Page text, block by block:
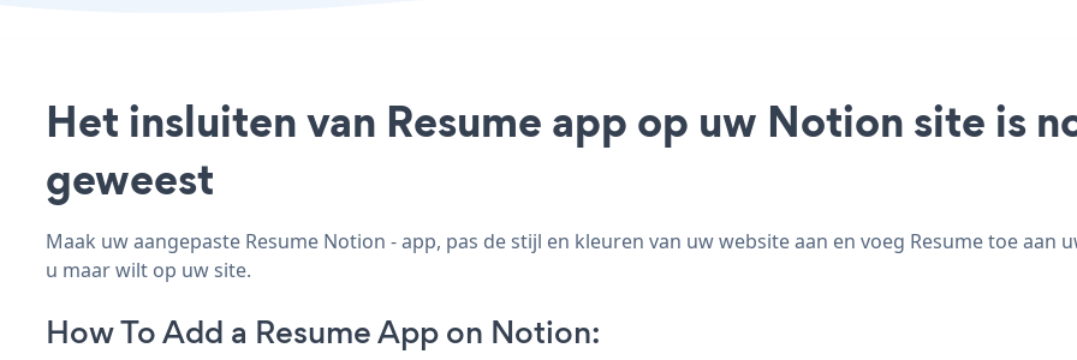
Het insluiten van Resume app op uw Notion site is
geweest
Maak uw aangepaste Resume Notion - app, pas de stijl en kleuren van uw website aan en voeg Resume toe
u maar wilt op uw site.
How To Add a Resume App on Notion: